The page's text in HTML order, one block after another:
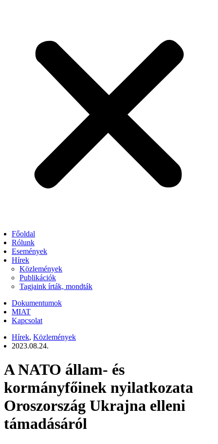
Főoldal
Rólunk
Események
Hírek
Közlemények
Publikációk
Tagjaink írták, mondták
Dokumentumok
MIAT
Kapcsolat
Hírek, Közlemények
2023.08.24.
A NATO állam- és
kormányfőinek nyilatkozata
Oroszország Ukrajna elleni
támadásáról